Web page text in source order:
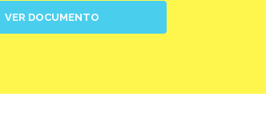
VER DOCUMENTO